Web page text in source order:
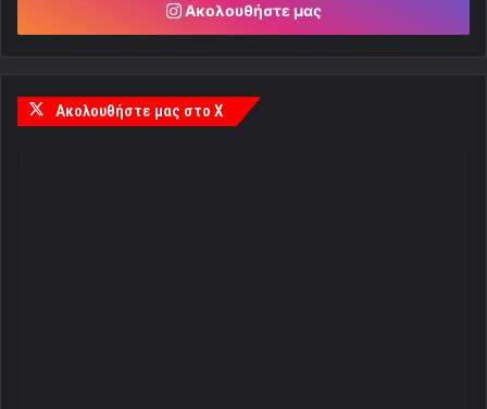
Ακολουθήστε μας
Ακολουθήστε μας στο X